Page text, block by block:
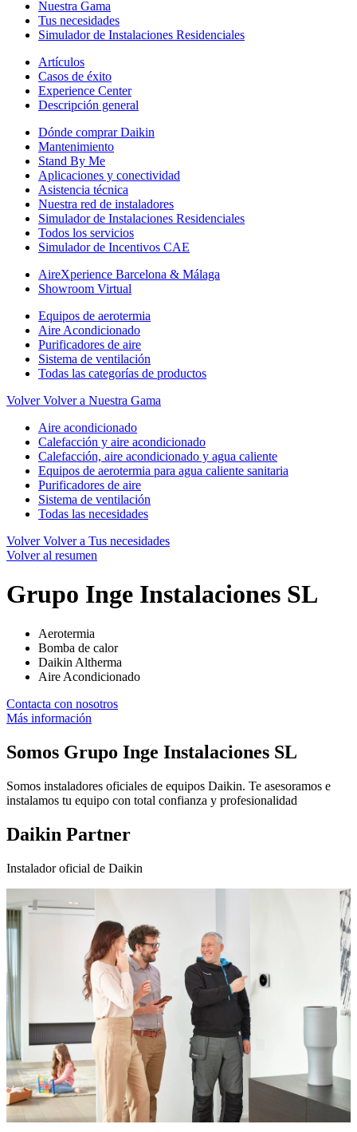
Nuestra Gama
Tus necesidades
Simulador de Instalaciones Residenciales
Artículos
Casos de éxito
Experience Center
Descripción general
Dónde comprar Daikin
Mantenimiento
Stand By Me
Aplicaciones y conectividad
Asistencia técnica
Nuestra red de instaladores
Simulador de Instalaciones Residenciales
Todos los servicios
Simulador de Incentivos CAE
AireXperience Barcelona & Málaga
Showroom Virtual
Equipos de aerotermia
Aire Acondicionado
Purificadores de aire
Sistema de ventilación
Todas las categorías de productos
Volver Volver a Nuestra Gama
Aire acondicionado
Calefacción y aire acondicionado
Calefacción, aire acondicionado y agua caliente
Equipos de aerotermia para agua caliente sanitaria
Purificadores de aire
Sistema de ventilación
Todas las necesidades
Volver Volver a Tus necesidades
Volver al resumen
Grupo Inge Instalaciones SL
Aerotermia
Bomba de calor
Daikin Altherma
Aire Acondicionado
Contacta con nosotros
Más información
Somos Grupo Inge Instalaciones SL
Somos instaladores oficiales de equipos Daikin. Te asesoramos e
instalamos tu equipo con total confianza y profesionalidad
Daikin Partner
Instalador oficial de Daikin